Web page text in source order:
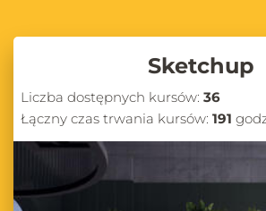
Sketchup
Liczba dostępnych kursów: 36
Łączny czas trwania kursów: 191